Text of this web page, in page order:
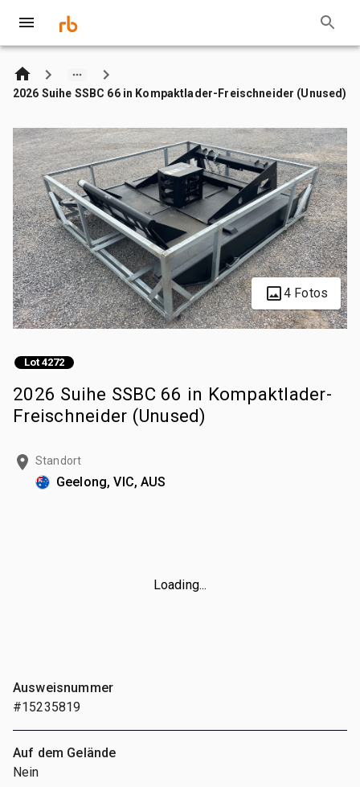
2026 Suihe SSBC 66 in Kompaktlader-Freischneider (Unused)
4 Fotos
Lot 4272
2026 Suihe SSBC 66 in Kompaktlader-
Freischneider (Unused)
Standort
Geelong, VIC, AUS
Loading...
Ausweisnummer
#15235819
Auf dem Gelände
Nein